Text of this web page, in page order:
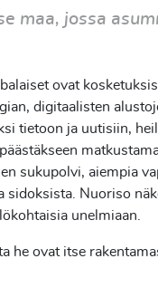
maa, jossa
ovat
digitaalisten
tietoon ja uutisiin,
sukupolvi, aiempia
Nuoriso
unelmiaan.
he ovat itse